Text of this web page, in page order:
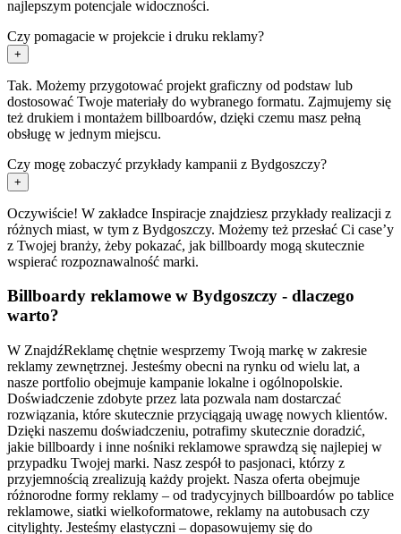
najlepszym potencjale widoczności.
Czy pomagacie w projekcie i druku reklamy?
+
Tak. Możemy przygotować projekt graficzny od podstaw lub
dostosować Twoje materiały do wybranego formatu. Zajmujemy się
też drukiem i montażem billboardów, dzięki czemu masz pełną
obsługę w jednym miejscu.
Czy mogę zobaczyć przykłady kampanii z Bydgoszczy?
+
Oczywiście! W zakładce Inspiracje znajdziesz przykłady realizacji z
różnych miast, w tym z Bydgoszczy. Możemy też przesłać Ci case’y
z Twojej branży, żeby pokazać, jak billboardy mogą skutecznie
wspierać rozpoznawalność marki.
Billboardy reklamowe w Bydgoszczy - dlaczego
warto?
W ZnajdźReklamę chętnie wesprzemy Twoją markę w zakresie
reklamy zewnętrznej. Jesteśmy obecni na rynku od wielu lat, a
nasze portfolio obejmuje kampanie lokalne i ogólnopolskie.
Doświadczenie zdobyte przez lata pozwala nam dostarczać
rozwiązania, które skutecznie przyciągają uwagę nowych klientów.
Dzięki naszemu doświadczeniu, potrafimy skutecznie doradzić,
jakie billboardy i inne nośniki reklamowe sprawdzą się najlepiej w
przypadku Twojej marki. Nasz zespół to pasjonaci, którzy z
przyjemnością zrealizują każdy projekt. Nasza oferta obejmuje
różnorodne formy reklamy – od tradycyjnych billboardów po tablice
reklamowe, siatki wielkoformatowe, reklamy na autobusach czy
citylighty. Jesteśmy elastyczni – dopasowujemy się do